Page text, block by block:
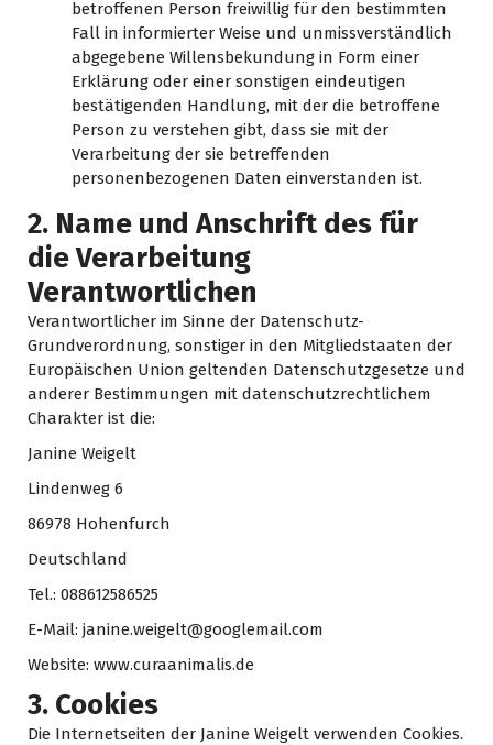
betroffenen Person freiwillig für den bestimmten
Fall in informierter Weise und unmissverständlich
abgegebene Willensbekundung in Form einer
Erklärung oder einer sonstigen eindeutigen
bestätigenden Handlung, mit der die betroffene
Person zu verstehen gibt, dass sie mit der
Verarbeitung der sie betreffenden
personenbezogenen Daten einverstanden ist.
2. Name und Anschrift des für
die Verarbeitung
Verantwortlichen
Verantwortlicher im Sinne der Datenschutz-
Grundverordnung, sonstiger in den Mitgliedstaaten der
Europäischen Union geltenden Datenschutzgesetze und
anderer Bestimmungen mit datenschutzrechtlichem
Charakter ist die:
Janine Weigelt
Lindenweg 6
86978 Hohenfurch
Deutschland
Tel.: 088612586525
E-Mail: janine.weigelt@googlemail.com
Website: www.curaanimalis.de
3. Cookies
Die Internetseiten der Janine Weigelt verwenden Cookies.